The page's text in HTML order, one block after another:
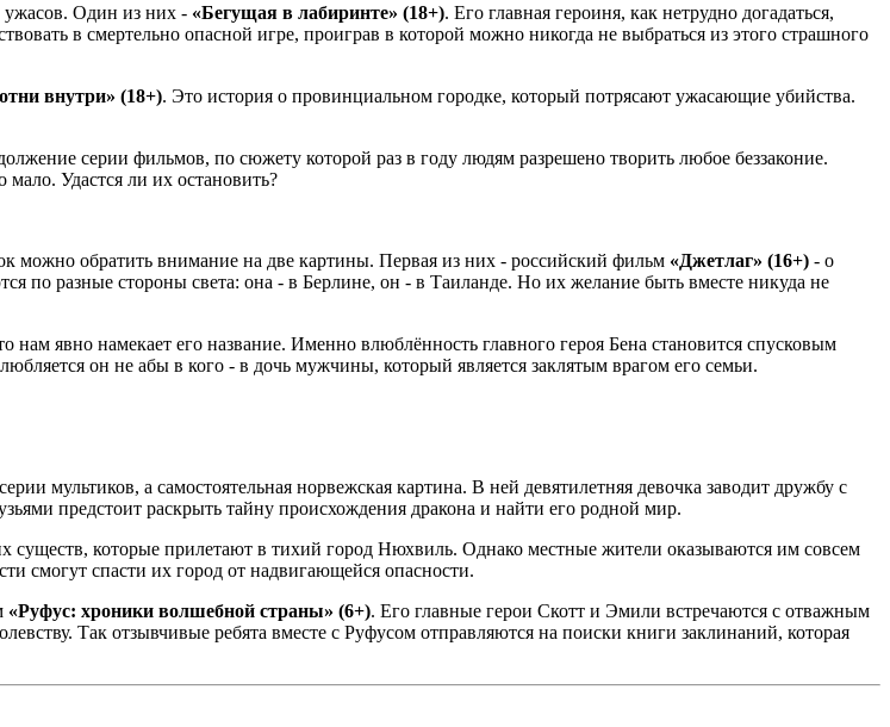
ужасов. Один из них - «Бегущая в лабиринте» (18+). Его главная героиня, как нетрудно догадаться,
в смертельно опасной игре, проиграв в которой можно никогда не выбраться из этого страшного
внутри» (18+). Это история о провинциальном городке, который потрясают ужасающие убийства.
серии фильмов, по сюжету которой раз в году людям разрешено творить любое беззаконие.
мало. Удастся ли их остановить?
можно обратить внимание на две картины. Первая из них - российский фильм «Джетлаг» (16+) - о
по разные стороны света: она - в Берлине, он - в Таиланде. Но их желание быть вместе никуда не
нам явно намекает его название. Именно влюблённость главного героя Бена становится спусковым
он не абы в кого - в дочь мужчины, который является заклятым врагом его семьи.
мультиков, а самостоятельная норвежская картина. В ней девятилетняя девочка заводит дружбу с
предстоит раскрыть тайну происхождения дракона и найти его родной мир.
существ, которые прилетают в тихий город Нюхвиль. Однако местные жители оказываются им совсем
смогут спасти их город от надвигающейся опасности.
«Руфус: хроники волшебной страны» (6+). Его главные герои Скотт и Эмили встречаются с отважным
Так отзывчивые ребята вместе с Руфусом отправляются на поиски книги заклинаний, которая